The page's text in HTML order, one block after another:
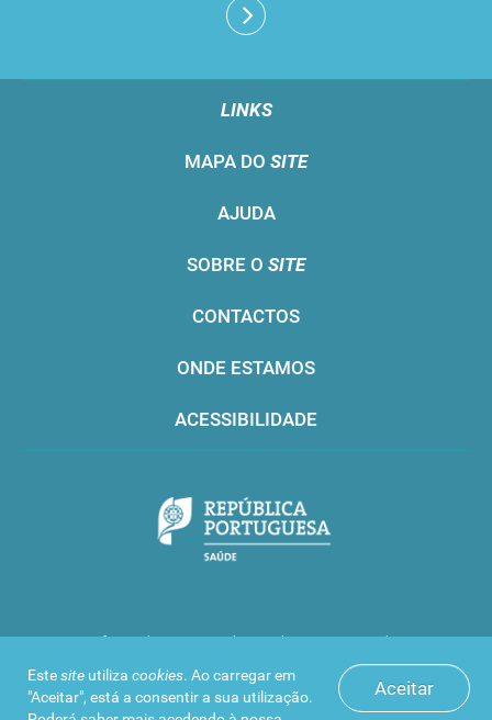
Aceitar
Estesite utiliza cookies. Ao carregar em
"Aceitar", está a consentir a sua utilização.
LINKS
MAPA DO SITE
AJUDA
SOBRE O SITE
CONTACTOS
ONDE ESTAMOS
ACESSIBILIDADE
Infarmed © 2016. Todos os direitos reservados